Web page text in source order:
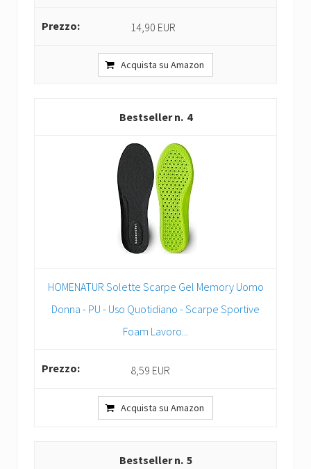
14,90 EUR
Acquista su Amazon
4
HOMENATUR Solette Scarpe Gel Memory Uomo
Donna - PU - Uso Quotidiano - Scarpe Sportive
Foam Lavoro...
8,59 EUR
Acquista su Amazon
5